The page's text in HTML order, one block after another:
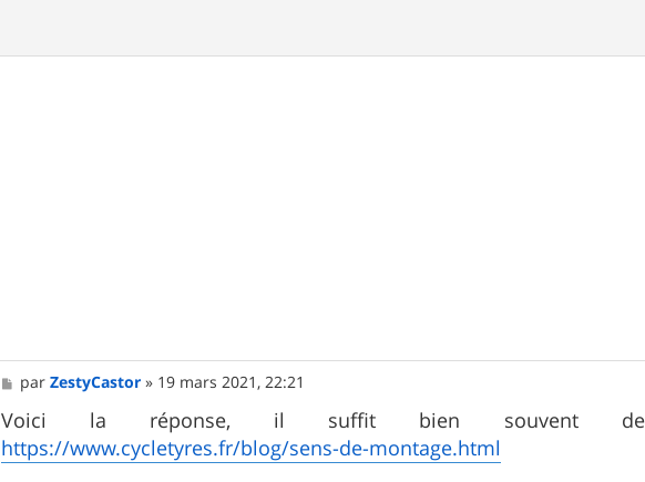
M
e
s
s
a
g
parZestyCastor » 19 mars 2021, 22:21
Voici la réponse, il suffit bien souvent
https://www.cycletyres.fr/blog/sens-de-montage.html